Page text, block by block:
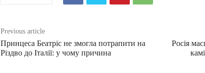
Previous article
Принцеса Беатріс не змогла потрапити на
Різдво до Італії: у чому причина
Росія